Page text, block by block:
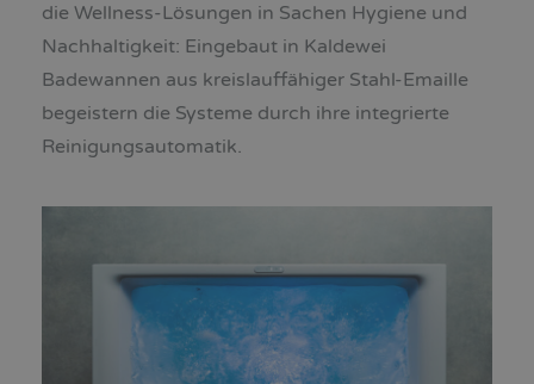
die Wellness-Lösungen in Sachen Hygiene und
Nachhaltigkeit: Eingebaut in Kaldewei
Badewannen aus kreislauffähiger Stahl-Emaille
begeistern die Systeme durch ihre integrierte
Reinigungsautomatik.